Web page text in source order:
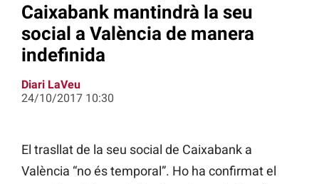
Caixabank mantindrà la seu
social a València de manera
indefinida
Diari LaVeu
24/10/2017 10:30
El trasllat de la seu social de Caixabank a
València “no és temporal”. Ho ha confirmat el